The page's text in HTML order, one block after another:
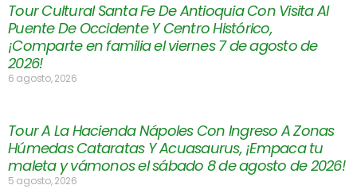
Tour Cultural Santa Fe De Antioquia Con Visita Al
Puente De Occidente Y Centro Histórico,
¡Comparte en familia el viernes 7 de agosto de
2026!
6 agosto, 2026
Tour A La Hacienda Nápoles Con Ingreso A Zonas
Húmedas Cataratas Y Acuasaurus, ¡Empaca tu
maleta y vámonos el sábado 8 de agosto de 2026!
5 agosto, 2026